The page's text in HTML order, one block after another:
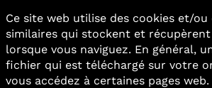
Ce site web utilise des cookies et/
similaires qui stockent et
lorsque vous naviguez. En général,
fichier qui est téléchargé sur votre
vous accédez à certaines pages